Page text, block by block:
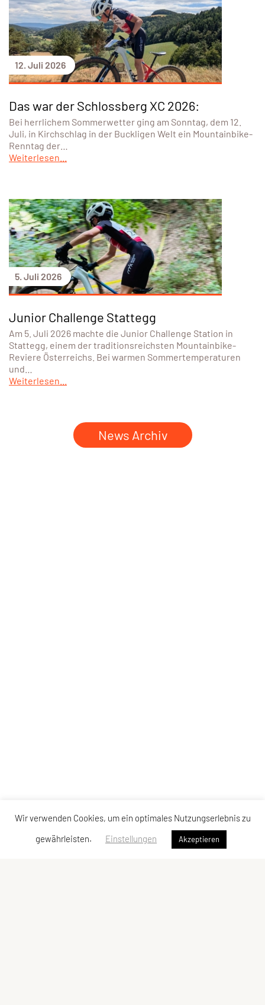
12. Juli 2026
Das war der Schlossberg XC 2026:
Bei herrlichem Sommerwetter ging am Sonntag, dem 12.
Juli, in Kirchschlag in der Buckligen Welt ein Mountainbike-
Renntag der…
Weiterlesen...
5. Juli 2026
Junior Challenge Stattegg
Am 5. Juli 2026 machte die Junior Challenge Station in
Stattegg, einem der traditionsreichsten Mountainbike-
Reviere Österreichs. Bei warmen Sommertemperaturen
und…
Weiterlesen...
News Archiv
Wir verwenden Cookies, um ein optimales Nutzungserlebnis zu
gewährleisten.
Einstellungen Akzeptieren